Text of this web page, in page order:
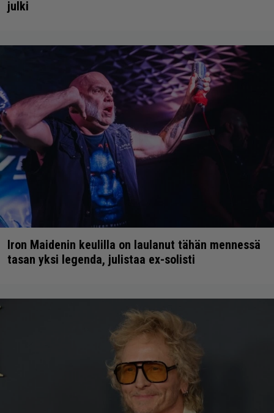
julki
Iron Maidenin keulilla on laulanut tähän mennessä
tasan yksi legenda, julistaa ex-solisti